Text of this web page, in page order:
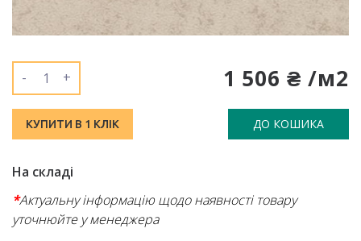
1 506 ₴ /м2
- +
КУПИТИ В 1 КЛІК ДО КОШИКА
На складі
*Актуальну інформацію щодо наявності товару
уточнюйте у менеджера